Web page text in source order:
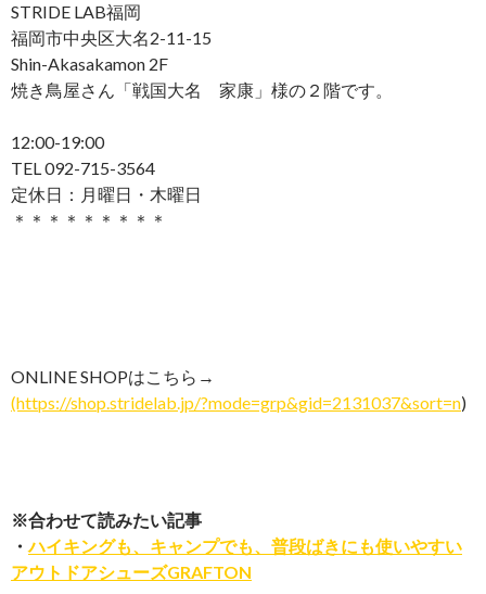
STRIDE LAB福岡
福岡市中央区大名2-11-15
Shin-Akasakamon 2F
焼き鳥屋さん「戦国大名 家康」様の２階です。
12:00-19:00
TEL 092-715-3564
定休日：月曜日・木曜日
＊＊＊＊＊＊＊＊＊
ONLINE SHOPはこちら→
(https://shop.stridelab.jp/?mode=grp&gid=2131037&sort=n)
※合わせて読みたい記事
・ハイキングも、キャンプでも、普段ばきにも使いやすい
アウトドアシューズGRAFTON